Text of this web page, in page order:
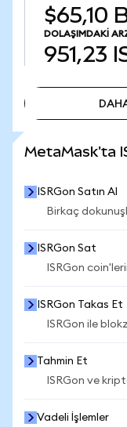
$65,10
DOLAŞIMDAKI
951,23
MetaMask'ta
ISRGon Satın Al
Birkaç
ISRGon Sat
ISRGon
ISRGon Takas Et
ISRGon ile
Tahmin Et
ISRGon ve
Vadeli İşlemler